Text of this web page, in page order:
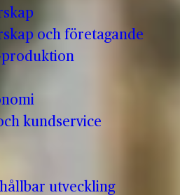
och företagande
produktion
kundservice
utveckling